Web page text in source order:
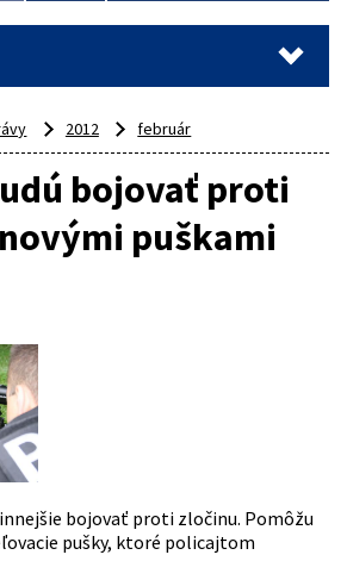
2012 február
bojovať proti
puškami
bojovať proti zločinu. Pomôžu
pušky, ktoré policajtom